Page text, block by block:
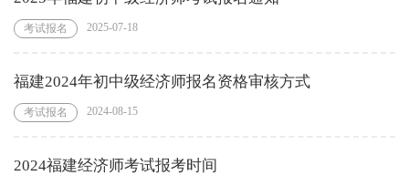
考试报名 2025-07-18
福建2024年初中级经济师报名资格审核方式
考试报名 2024-08-15
2024福建经济师考试报考时间